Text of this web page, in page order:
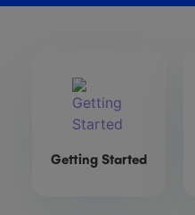
Getting Started